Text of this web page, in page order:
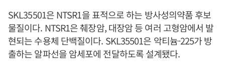
SKL35501은 NTSR1을 표적으로 하는 방사성의약품 후보
물질이다. NTSR1은 췌장암, 대장암 등 여러 고형암에서 발
현되는 수용체 단백질이다. SKL35501은 악티늄-225가 방
출하는 알파선을 암세포에 전달하도록 설계됐다.